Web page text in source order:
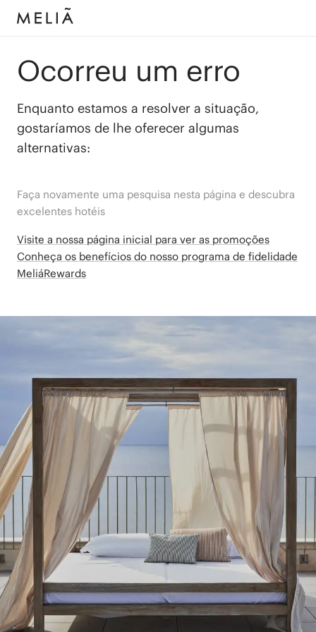
Ocorreu um erro
Enquanto estamos a resolver a situação,
gostaríamos de lhe oferecer algumas
alternativas:
Faça novamente uma pesquisa nesta página e descubra
excelentes hotéis
Visite a nossa página inicial para ver as promoções
Conheça os benefícios do nosso programa de fidelidade
MeliáRewards